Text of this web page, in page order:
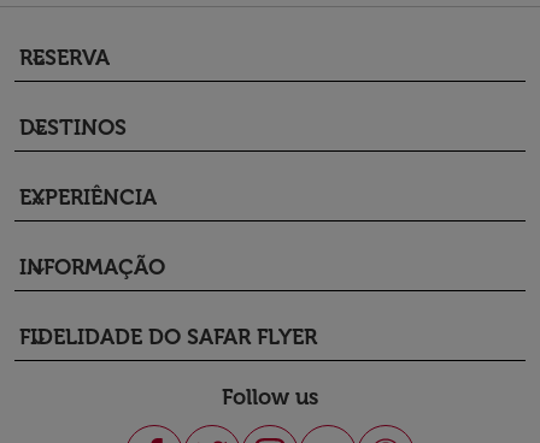
RESERVA
keyboard_arrow_down
DESTINOS
keyboard_arrow_down
EXPERIÊNCIA
keyboard_arrow_down
INFORMAÇÃO
keyboard_arrow_down
FIDELIDADE DO SAFAR FLYER
keyboard_arrow_down
Follow us